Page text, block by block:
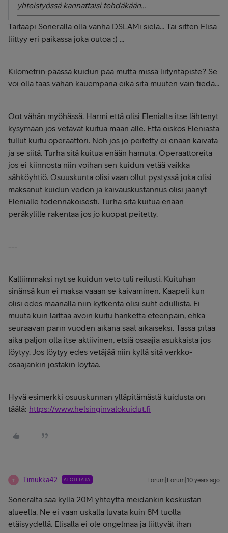
yhteistyössä kannattaisi tehdäkään...
Taitaapi Soneralla olla vanha DSLAMi sielä... Tai sitten Elisa
liittyy eri paikassa joka outoa :) ...
Kilometrin päässä kuidun pää mutta missä liityntäpiste? Se
voi olla taas vähän kauempana eikä sitä muuten vain tiedä...
Oot vähän myöhässä. Harmi että olisi Elenialta itse lähtenyt
kysymään jos vetävät kuitua maan alle. Että oiskos Eleniasta
tullut kuitu operaattori. Noh jos jo peitetty ei enään kaivata
ja se siitä. Turha sitä kuitua enään hamuta. Operaattoreita
jos ei kiinnosta niin voihan sen kuidun vetää vaikka
sähköyhtiö. Osuuskunta olisi vaan ollut pystyssä joka olisi
maksanut kuidun vedon ja kaivauskustannus olisi jäänyt
Elenialle todennäköisesti. Turha sitä kuitua enään
peräkylille rakentaa jos jo kuopat peitetty.
---
Kalliimmaksi nyt se kuidun veto tuli reilusti. Kuituhan
sinänsä kun ei maksa vaaan se kaivaminen. Kaapeli kun
olisi edes maanalla niin kytkentä olisi suht edullista. Ei
muuta kuin laittaa avoin kuitu hanketta eteenpäin, ehkä
seuraavan parin vuoden aikana saat aikaiseksi. Tässä pitää
aika paljon olla itse aktiivinen, etsiä osaajia asukkaista jos
löytyy. Jos löytyy edes vetäjää niin kyllä sitä verkko-
osaajankin jostakin löytää.
Hyvä esimerkki osuuskunnan ylläpitämästä kuidusta on
täälä: https://www.helsinginvalokuidut.fi
T Timukka42 ALOITTAJA Forum|Forum|10 years ago
Soneralta saa kyllä 20M yhteyttä meidänkin keskustan
alueella. Ne ei vaan uskalla luvata kuin 8M tuolla
etäisyydellä. Elisalla ei ole ongelmaa ja liittyvät ihan